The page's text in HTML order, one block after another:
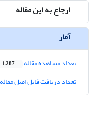
ارجاع به این مقاله
آمار
تعداد مشاهده مقاله 1,287
تعداد دریافت فایل اصل مقاله